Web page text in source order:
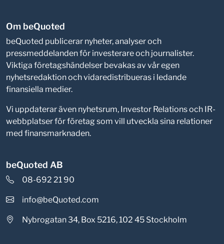
Om beQuoted
beQuoted publicerar nyheter, analyser och
pressmeddelanden för investerare och journalister.
Viktiga företagshändelser bevakas av vår egen
nyhetsredaktion och vidaredistribueras i ledande
finansiella medier.
Vi uppdaterar även nyhetsrum, Investor Relations och IR-
webbplatser för företag som vill utveckla sina relationer
med finansmarknaden.
beQuoted AB
08-692 21 90
info@beQuoted.com
Nybrogatan 34, Box 5216, 102 45 Stockholm